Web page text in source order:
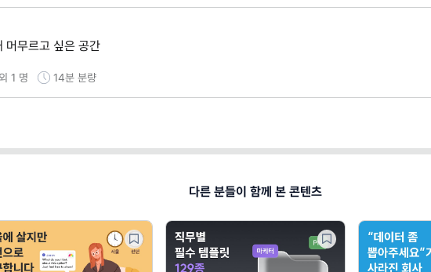
머무르고 싶은 공간
1 명 14분 분량
다른 분들이 함께 본 콘텐츠